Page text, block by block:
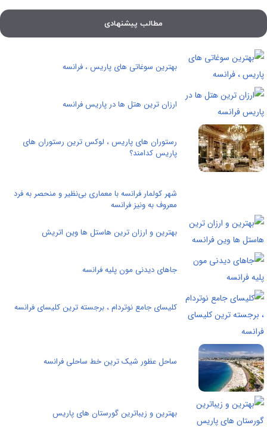
مطالب پیشنهادی
بهترین سوغاتی های پاریس ، فرانسه
ارزان ترین هتل ها در پاریس فرانسه
رستوران های پاریس ، لوکس ترین رستوران های
پاریس کدامند؟
شهر کولمار فرانسه با معماری بی‌نظیر و منحصر به فرد
معروف به ونیز فرانسه
بهترین و ارزان ترین هاستل ها وین اتریش
جاهای دیدنی مون پلیه فرانسه
کلیسای جامع نوتردام ، برجسته ترین کلیسای فرانسه
ساحل عظور شیک ترین خط ساحلی فرانسه
بهترین و زیباترین گورستان های پاریس